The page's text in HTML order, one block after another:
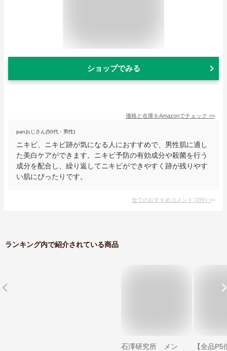
ショップでみる
価格と在庫をAmazonでチェック >>
panおじさん(50代・男性)
ニキビ、ニキビ跡が気になる人におすすめで、男性肌に適し
た美白ケアができます。ニキビ予防の有効成分や殺菌を行う
成分を配合し、繰り返してニキビができやすく跡が残りやす
い肌にぴったりです。
全てのおすすめコメント (2件) >
ランキング内で紹介されている商品
石澤研究所 メン
【全品